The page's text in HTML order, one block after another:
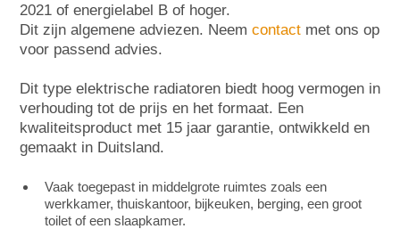
2021 of energielabel B of hoger.
Dit zijn algemene adviezen. Neem contact met ons op
voor passend advies.
Dit type elektrische radiatoren biedt hoog vermogen in
verhouding tot de prijs en het formaat. Een
kwaliteitsproduct met 15 jaar garantie, ontwikkeld en
gemaakt in Duitsland.
Vaak toegepast in middelgrote ruimtes zoals een
werkkamer, thuiskantoor, bijkeuken, berging, een groot
toilet of een slaapkamer.